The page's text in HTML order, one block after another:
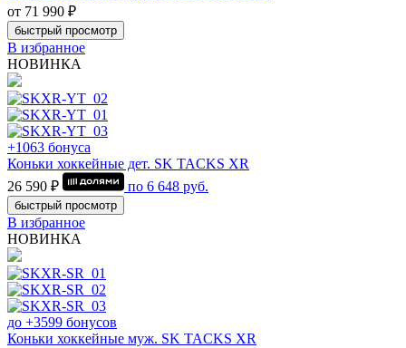
от 71 990 ₽
быстрый просмотр
В избранное
НОВИНКА
+1063 бонуса
Коньки хоккейные дет. SK TACKS XR
26 590 ₽
по 6 648 руб.
быстрый просмотр
В избранное
НОВИНКА
до +3599 бонусов
Коньки хоккейные муж. SK TACKS XR